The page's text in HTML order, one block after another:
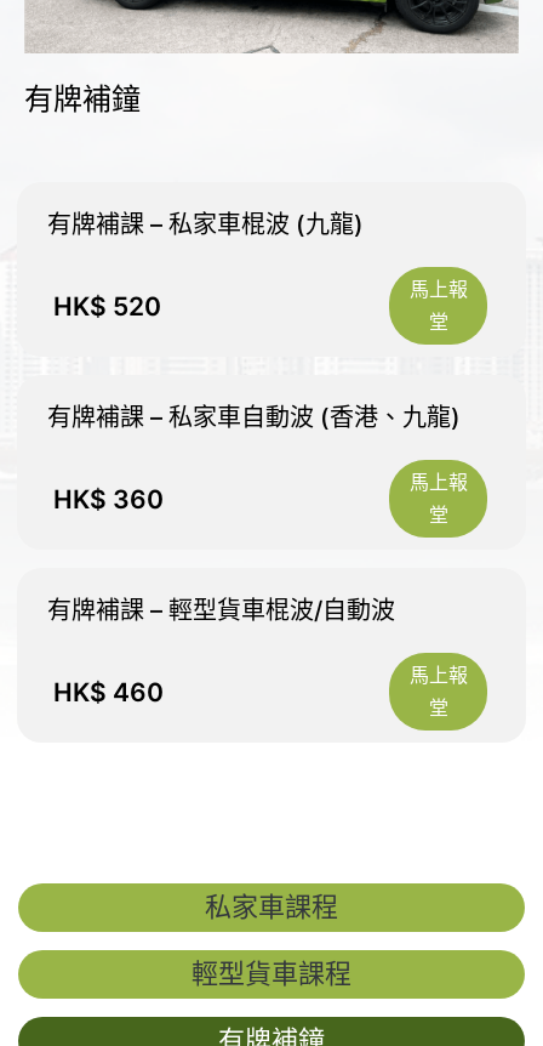
有牌補鐘
有牌補課 – 私家車棍波 (九龍)
HK$ 520
馬上報
堂
有牌補課 – 私家車自動波 (香港、九龍)
HK$ 360
馬上報
堂
有牌補課 – 輕型貨車棍波/自動波
HK$ 460
馬上報
堂
私家車課程
輕型貨車課程